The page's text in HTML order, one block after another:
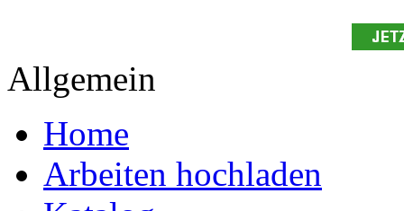
Allgemein
Home
Arbeiten hochladen